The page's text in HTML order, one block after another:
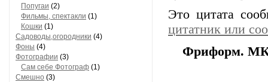
Попугаи (2)
Фильмы, спектакли (1)
Кошки (1)
Садоводы,огородники (4)
Фоны (4)
Фотографии (3)
Сам себе Фотограф (1)
Смешно (3)
Это цитата
цитатник или
Фриформ.